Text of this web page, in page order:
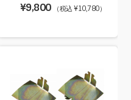
¥9,800 （税込 ¥10,780）